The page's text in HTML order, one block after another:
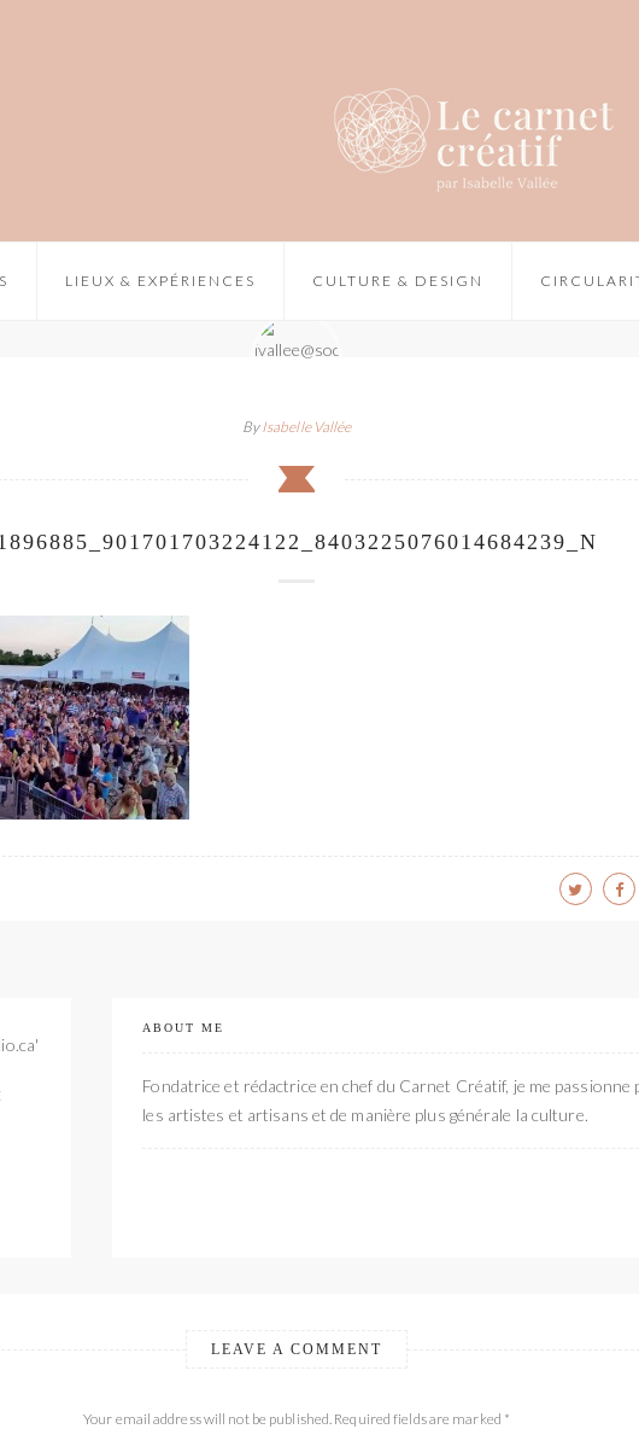
LIEUX & EXPÉRIENCES CULTURE & DESIGN
ByIsabelle Vallée
ABOUT ME
Fondatrice et rédactrice en chef du Carnet Créatif, je me passionne
les artistes et artisans et de manière plus générale la culture.
LEAVE A COMMENT
Your email address will not be published. Required fields are marked *